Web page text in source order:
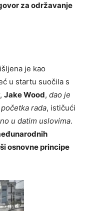
za održavanje
je kao
u startu suočila s
Jake Wood, dao je
rada, ističući
u datim uslovima.
osnovne principe